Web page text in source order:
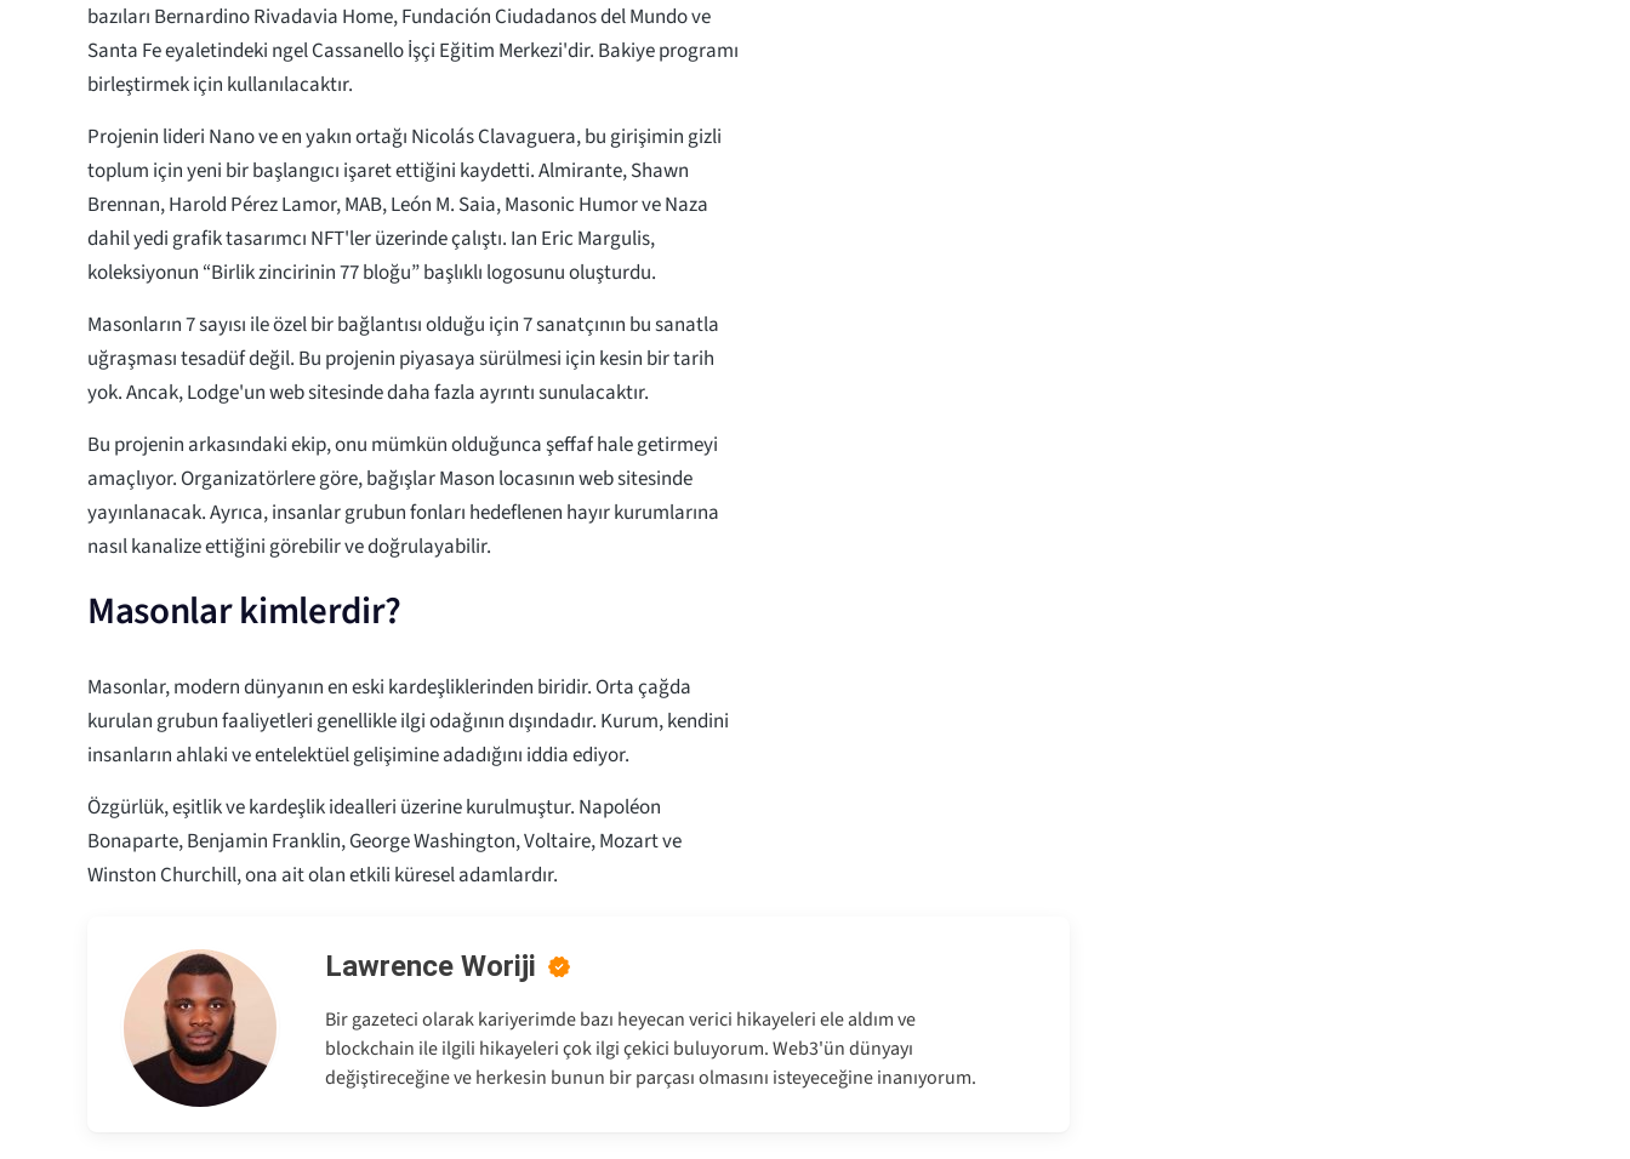
bazıları Bernardino Rivadavia Home, Fundación Ciudadanos del Mundo ve
Santa Fe eyaletindeki ngel Cassanello İşçi Eğitim Merkezi'dir. Bakiye programı
birleştirmek için kullanılacaktır.
Projenin lideri Nano ve en yakın ortağı Nicolás Clavaguera, bu girişimin gizli
toplum için yeni bir başlangıcı işaret ettiğini kaydetti. Almirante, Shawn
Brennan, Harold Pérez Lamor, MAB, León M. Saia, Masonic Humor ve Naza
dahil yedi grafik tasarımcı NFT'ler üzerinde çalıştı. Ian Eric Margulis,
koleksiyonun “Birlik zincirinin 77 bloğu” başlıklı logosunu oluşturdu.
Masonların 7 sayısı ile özel bir bağlantısı olduğu için 7 sanatçının bu sanatla
uğraşması tesadüf değil. Bu projenin piyasaya sürülmesi için kesin bir tarih
yok. Ancak, Lodge'un web sitesinde daha fazla ayrıntı sunulacaktır.
Bu projenin arkasındaki ekip, onu mümkün olduğunca şeffaf hale getirmeyi
amaçlıyor. Organizatörlere göre, bağışlar Mason locasının web sitesinde
yayınlanacak. Ayrıca, insanlar grubun fonları hedeflenen hayır kurumlarına
nasıl kanalize ettiğini görebilir ve doğrulayabilir.
Masonlar kimlerdir?
Masonlar, modern dünyanın en eski kardeşliklerinden biridir. Orta çağda
kurulan grubun faaliyetleri genellikle ilgi odağının dışındadır. Kurum, kendini
insanların ahlaki ve entelektüel gelişimine adadığını iddia ediyor.
Özgürlük, eşitlik ve kardeşlik idealleri üzerine kurulmuştur. Napoléon
Bonaparte, Benjamin Franklin, George Washington, Voltaire, Mozart ve
Winston Churchill, ona ait olan etkili küresel adamlardır.
Lawrence Woriji
Bir gazeteci olarak kariyerimde bazı heyecan verici hikayeleri ele aldım ve
blockchain ile ilgili hikayeleri çok ilgi çekici buluyorum. Web3'ün dünyayı
değiştireceğine ve herkesin bunun bir parçası olmasını isteyeceğine inanıyorum.